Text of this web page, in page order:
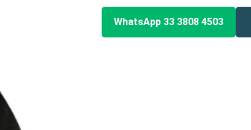
WhatsApp 33 3808 4503